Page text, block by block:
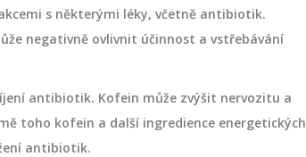
s některými léky, včetně antibiotik.
negativně ovlivnit účinnost a vstřebávání
antibiotik. Kofein může zvýšit nervozitu a
toho kofein a další ingredience energetických
antibiotik.